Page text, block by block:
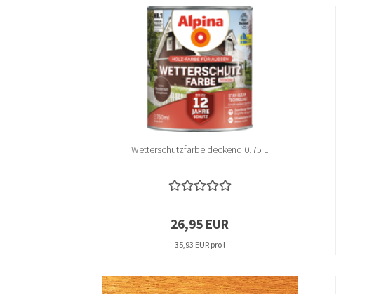
Long Plank 8
Wetterschutzfarbe deckend 0,75 L
26,95 EUR
35,93 EUR pro l